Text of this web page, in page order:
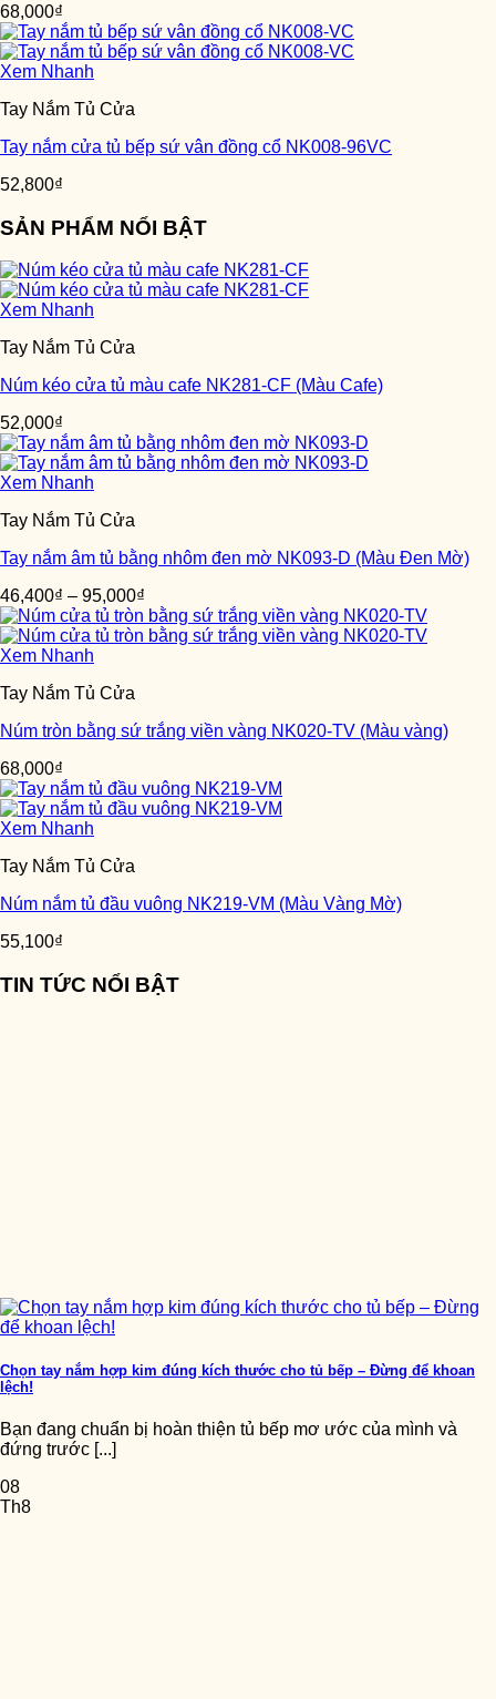
68,000₫
Xem Nhanh
Tay Nắm Tủ Cửa
Tay nắm cửa tủ bếp sứ vân đồng cổ NK008-96VC
52,800₫
SẢN PHẨM NỔI BẬT
Xem Nhanh
Tay Nắm Tủ Cửa
Núm kéo cửa tủ màu cafe NK281-CF (Màu Cafe)
52,000₫
Xem Nhanh
Tay Nắm Tủ Cửa
Tay nắm âm tủ bằng nhôm đen mờ NK093-D (Màu Đen Mờ)
46,400₫ – 95,000₫
Xem Nhanh
Tay Nắm Tủ Cửa
Núm tròn bằng sứ trắng viền vàng NK020-TV (Màu vàng)
68,000₫
Xem Nhanh
Tay Nắm Tủ Cửa
Núm nắm tủ đầu vuông NK219-VM (Màu Vàng Mờ)
55,100₫
TIN TỨC NỔI BẬT
Chọn tay nắm hợp kim đúng kích thước cho tủ bếp – Đừng để khoan
lệch!
Bạn đang chuẩn bị hoàn thiện tủ bếp mơ ước của mình và
đứng trước [...]
08
Th8